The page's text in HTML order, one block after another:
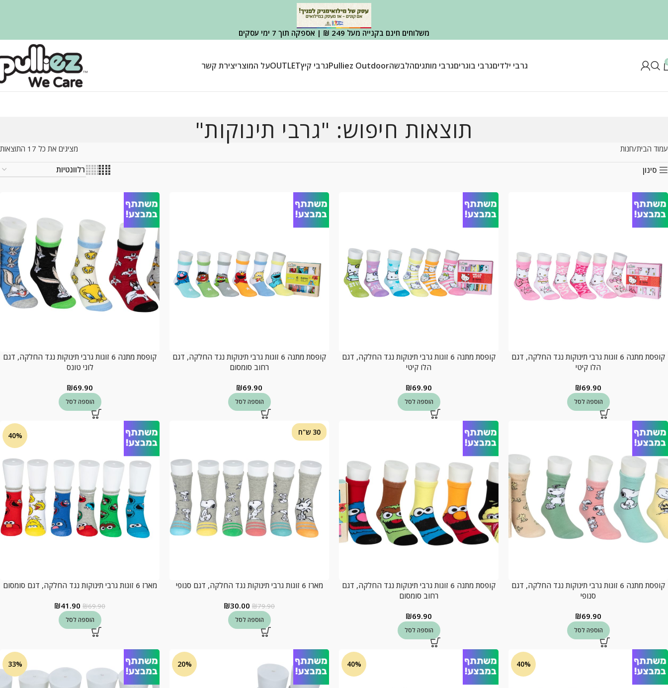
משלוחים חינם בקנייה מעל 249 ₪ | אספקה תוך 7 ימי עסקים
גרבי ילדיםגרבי בוגריםגרבי מותגיםהלבשהPulliez Outdoorגרבי קיץOUTLETעל המוצריצירת קשר
תוצאות חיפוש: "גרבי תינוקות"
עמוד הבית חנות מציגים את כל ⁦17⁩ התוצאות
סינון
קופסת מתנה 6 זוגות גרבי תינוקות נגד החלקה, דגם
הלו קיטי
₪69.90
הוספה לסל
קופסת מתנה 6 זוגות גרבי תינוקות נגד החלקה, דגם
הלו קיטי
₪69.90
הוספה לסל
קופסת מתנה 6 זוגות גרבי תינוקות נגד החלקה, דגם
רחוב סומסום
₪69.90
הוספה לסל
קופסת מתנה 6 זוגות גרבי תינוקות נגד החלקה, דגם
לוני טונס
₪69.90
הוספה לסל
קופסת מתנה 6 זוגות גרבי תינוקות נגד החלקה, דגם
סנופי
₪69.90
הוספה לסל
קופסת מתנה 6 זוגות גרבי תינוקות נגד החלקה, דגם
רחוב סומסום
₪69.90
הוספה לסל
30 ש"ח
מארז 6 זוגות גרבי תינוקות נגד החלקה, דגם סנופי
₪79.90
₪30.00
הוספה לסל
40%
מארז 6 זוגות גרבי תינוקות נגד החלקה, דגם סומסום
₪69.90
₪41.90
הוספה לסל
40%
40%
20%
33%